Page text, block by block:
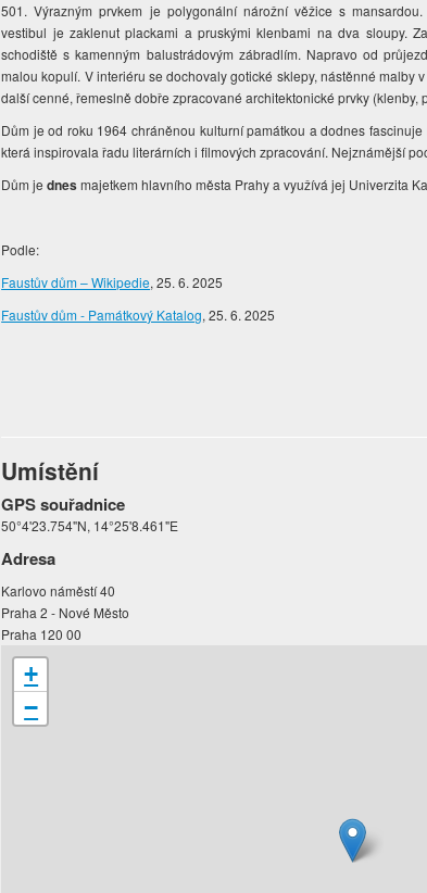
501. Výrazným prvkem je polygonální nárožní věžice s
vestibul je zaklenut plackami a pruskými klenbami na dva sloupy.
schodiště s kamenným balustrádovým zábradlím. Napravo od
malou kopulí. V interiéru se dochovaly gotické sklepy, nástěnné malby
další cenné, řemeslně dobře zpracované architektonické prvky (klenby,
Dům je od roku 1964 chráněnou kulturní památkou a dodnes
která inspirovala řadu literárních i filmových zpracování. Nejznámější
Dům jednesmajetkem hlavního města Prahy a využívá jej Univerzita
Podle:
Faustův dům – Wikipedie, 25. 6. 2025
Faustův dům - Památkový Katalog, 25. 6. 2025
Umístění
GPS souřadnice
50°4'23.754"N, 14°25'8.461"E
Adresa
Karlovo náměstí 40
Praha 2 - Nové Město
Praha 120 00
+
−